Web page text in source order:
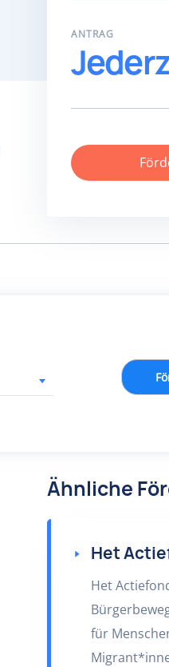
ANTRAG
Ähnliche
Het
Het
für